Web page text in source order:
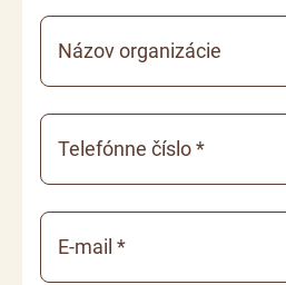
Názov organizácie
Telefónne číslo *
E-mail *